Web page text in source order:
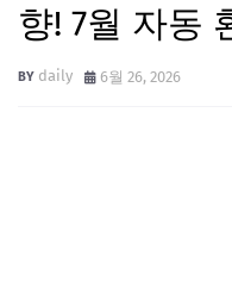
향! 7월 자동
daily 6월 26, 2026